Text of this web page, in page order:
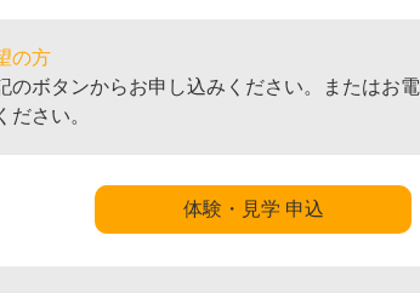
の方
のボタンからお申し込みください。またはお電
さい。
体験・見学 申込